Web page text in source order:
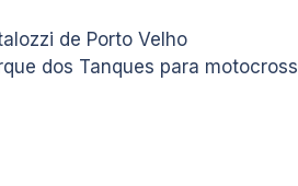
de Porto Velho
dos Tanques para motocross